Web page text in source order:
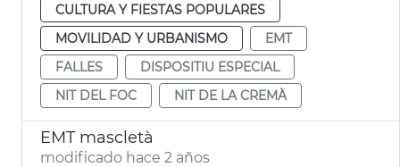
CULTURA Y FIESTAS POPULARES
MOVILIDAD Y URBANISMO
EMT
FALLES
DISPOSITIU ESPECIAL
NIT DEL FOC
NIT DE LA CREMÀ
EMT mascletà
modificado hace 2 años